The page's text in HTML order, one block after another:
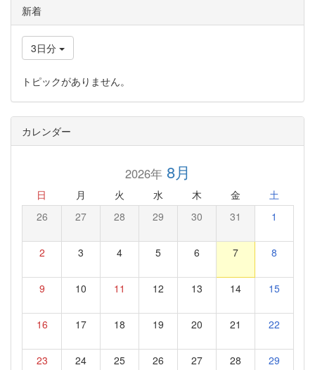
新着
3日分
トピックがありません。
カレンダー
2026年8月
日 月 火 水 木 金 土
26 27 28 29 30 31 1
2 3 4 5 6 7 8
9 10 11 12 13 14 15
16 17 18 19 20 21 22
23 24 25 26 27 28 29